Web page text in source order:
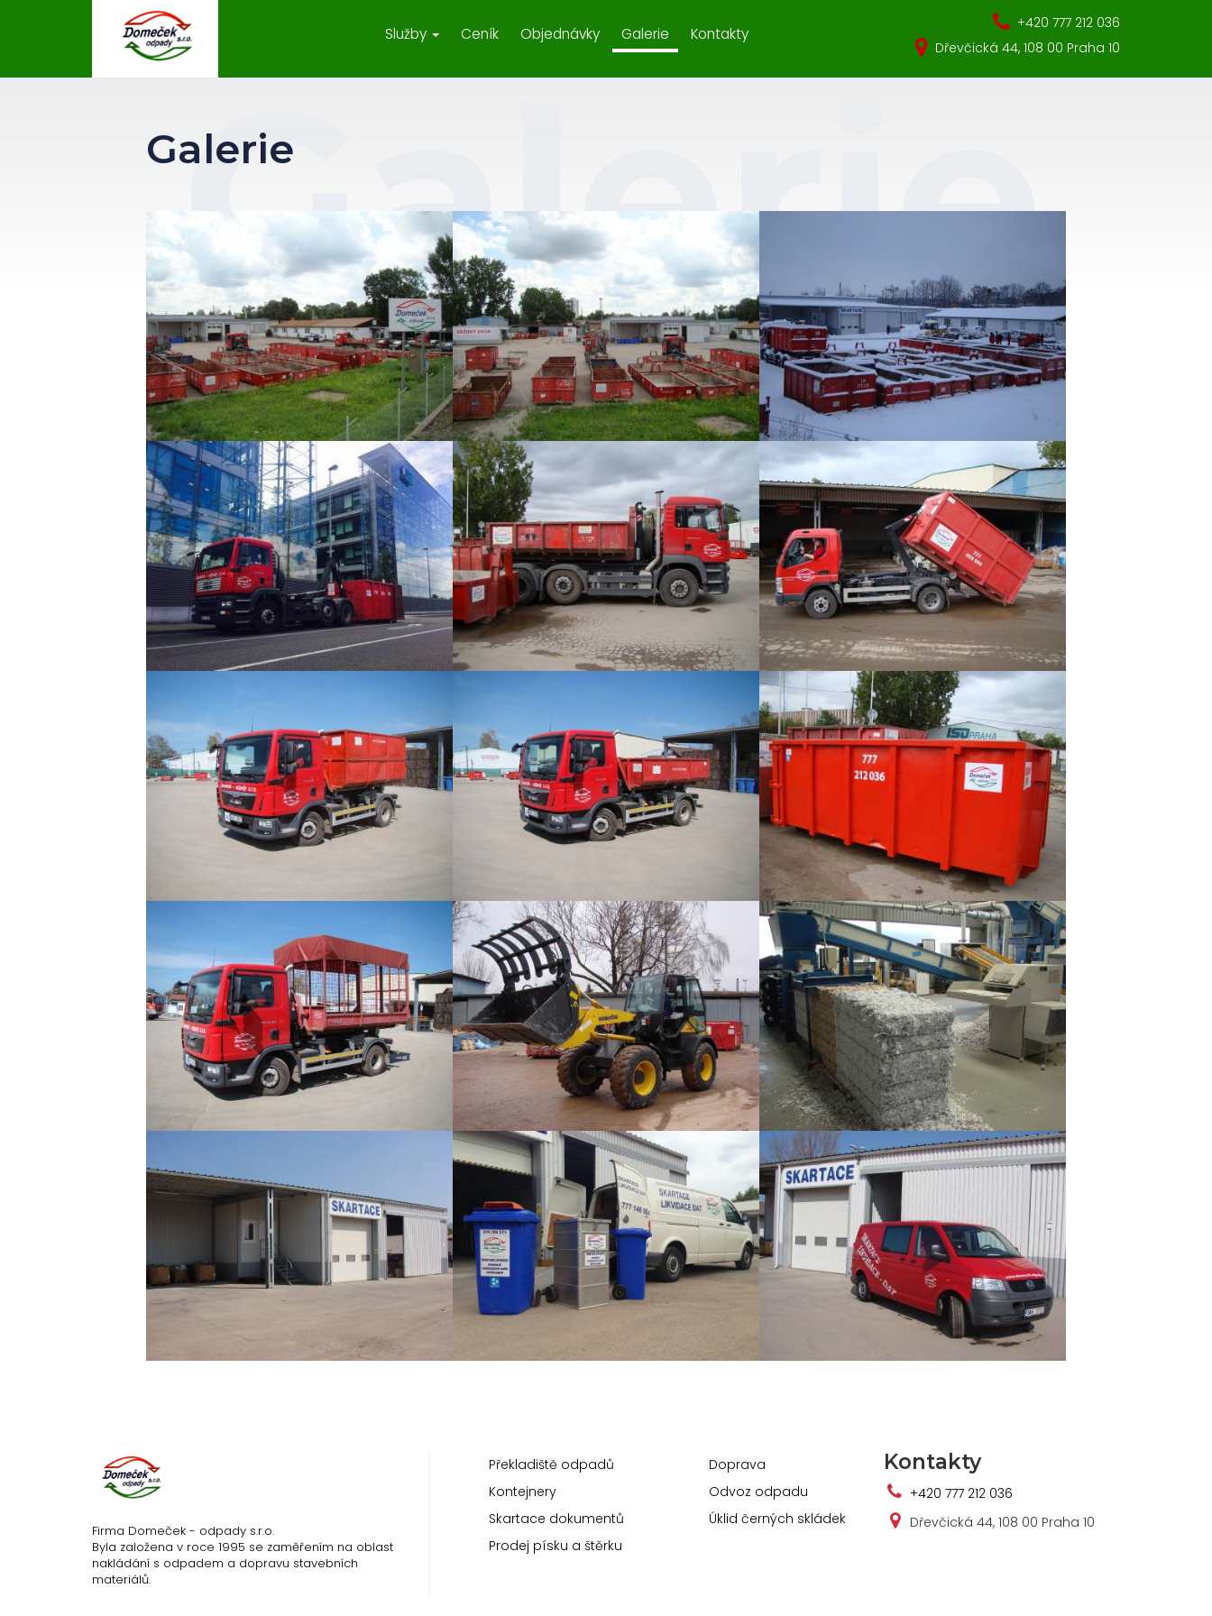
Služby Ceník Objednávky Galerie Kontakty
+420 777 212 036
Dřevčická 44, 108 00 Praha 10
Galerie
Firma Domeček - odpady s.r.o.
Byla založena v roce 1995 se zaměřením na oblast
nakládání s odpadem a dopravu stavebních
materiálů.
Překladiště odpadů
Kontejnery
Skartace dokumentů
Prodej písku a štěrku
Doprava
Odvoz odpadu
Úklid černých skládek
Kontakty
+420 777 212 036
Dřevčická 44, 108 00 Praha 10